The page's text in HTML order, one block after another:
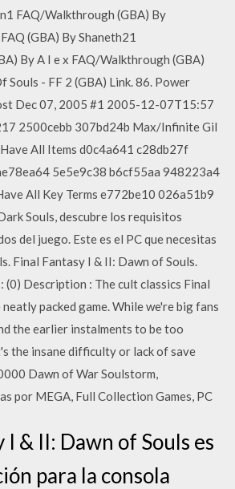
FAQ/Walkthrough (GBA) By
(GBA) By Shaneth21
By A I e x FAQ/Walkthrough (GBA)
Souls - FF 2 (GBA) Link. 86. Power
Dec 07, 2005 #1 2005-12-07T15:57
2500cebb 307bd24b Max/Infinite Gil
All Items d0c4a641 c28db27f
5e5e9c38 b6cf55aa 948223a4
All Key Terms e772be10 026a51b9
Souls, descubre los requisitos
del juego. Este es el PC que necesitas
Final Fantasy I & II: Dawn of Souls.
(0) Description : The cult classics Final
packed game. While we're big fans
the earlier instalments to be too
the insane difficulty or lack of save
Dawn of War Soulstorm,
por MEGA, Full Collection Games, PC
I & II: Dawn of Souls es
para la consola